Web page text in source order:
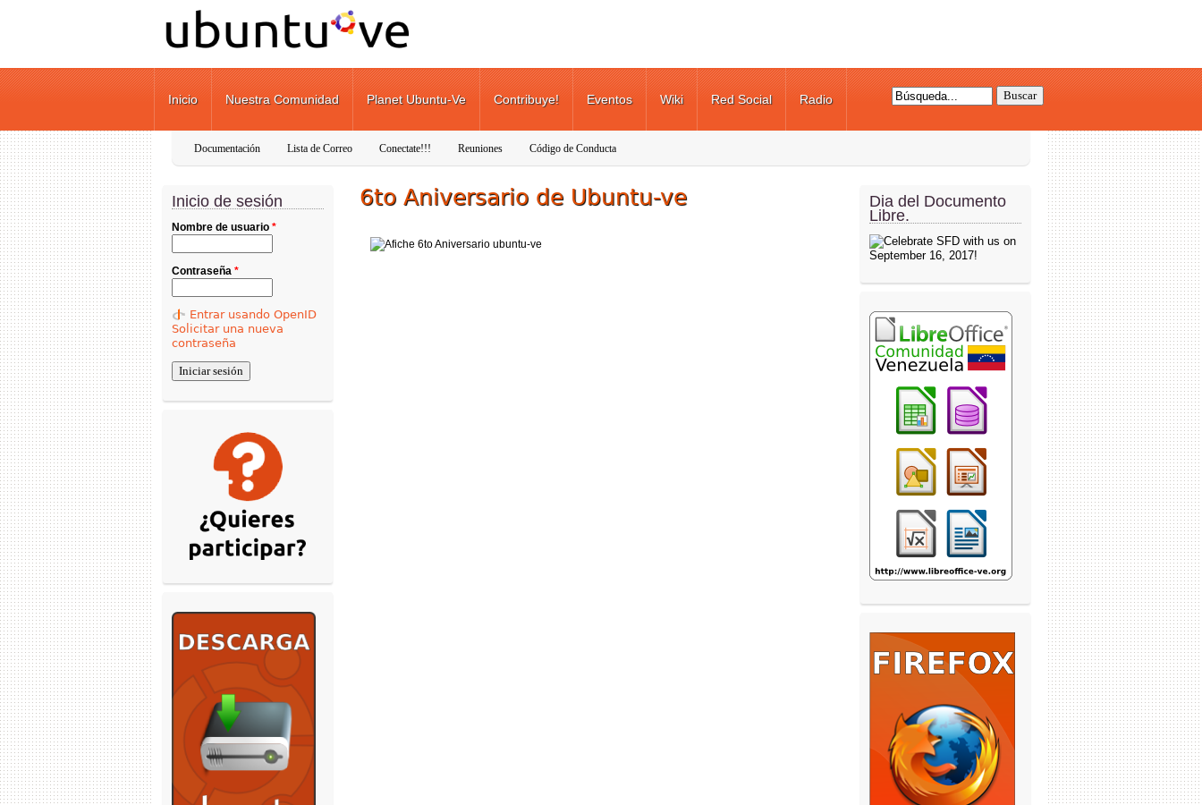
Inicio Nuestra Comunidad Planet Ubuntu-Ve Contribuye! Eventos Wiki Red Social Radio
Formulario de búsqueda
Documentación Lista de Correo Conectate!!! Reuniones Código de Conducta
Inicio de sesión
Nombre de usuario *
Contraseña *
Entrar usando OpenID
Solicitar una nueva
contraseña
Dia del Documento
Libre.
6to Aniversario de Ubuntu-ve